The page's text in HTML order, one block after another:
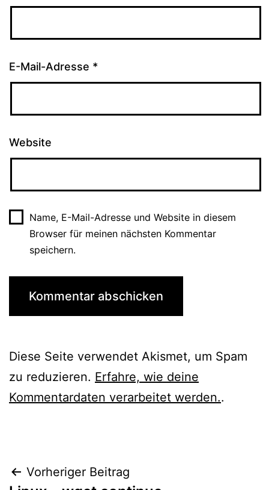
E-Mail-Adresse *
Website
Name, E-Mail-Adresse und Website in diesem
Browser für meinen nächsten Kommentar
speichern.
Diese Seite verwendet Akismet, um Spam
zu reduzieren. Erfahre, wie deine
Kommentardaten verarbeitet werden..
Beitragsnavigation
Vorheriger Beitrag